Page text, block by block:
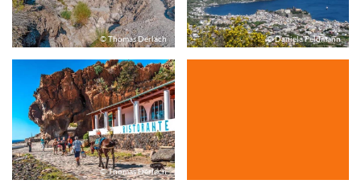
© Thomas Derlach © Daniela Feldmann
© Thomas Derlach